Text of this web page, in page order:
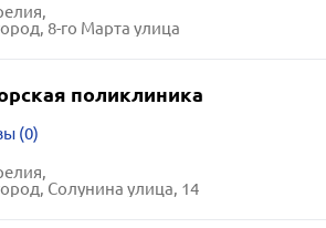
8-го Марта улица
поликлиника
(0)
Солунина улица, 14